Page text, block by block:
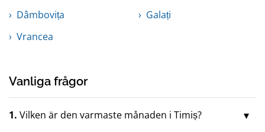
Dâmbovița
Galați
Vrancea
Vanliga frågor
1. Vilken är den varmaste månaden i Timiș?